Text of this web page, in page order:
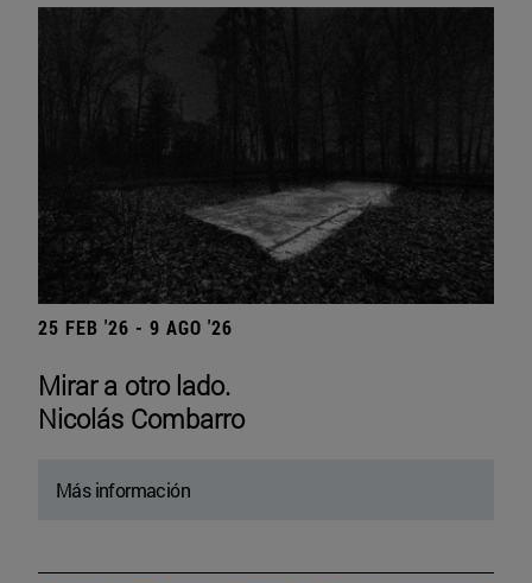
25 FEB '26 - 9 AGO '26
Mirar a otro lado.
Nicolás Combarro
Más información